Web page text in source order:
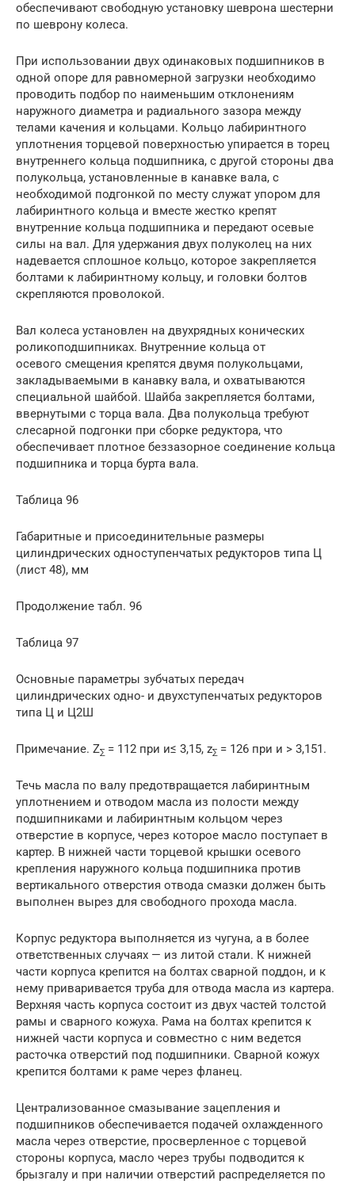
обеспечивают свободную установку шеврона шестерни
по шеврону колеса.
При использовании двух одинаковых подшипников в
одной опоре для равномерной загрузки необходимо
проводить подбор по наименьшим отклонениям
наружного диаметра и радиального зазора между
телами качения и кольцами. Кольцо лабиринтного
уплотнения торцевой поверхностью упирается в торец
внутреннего кольца подшипника, с другой стороны два
полукольца, установленные в канавке вала, с
необходимой подгонкой по месту служат упором для
лабиринтного кольца и вместе жестко крепят
внутренние кольца подшипника и передают осевые
силы на вал. Для удержания двух полуколец на них
надевается сплошное кольцо, которое закрепляется
болтами к лабиринтному кольцу, и головки болтов
скрепляются проволокой.
Вал колеса установлен на двухрядных конических
роликоподшипниках. Внутренние кольца от
осевого смещения крепятся двумя полукольцами,
закладываемыми в канавку вала, и охватываются
специальной шайбой. Шайба закрепляется болтами,
ввернутыми с торца вала. Два полукольца требуют
слесарной подгонки при сборке редуктора, что
обеспечивает плотное беззазорное соединение кольца
подшипника и торца бурта вала.
Таблица 96
Габаритные и присоединительные размеры
цилиндрических одноступенчатых редукторов типа Ц
(лист 48), мм
Продолжение табл. 96
Таблица 97
Основные параметры зубчатых передач
цилиндрических одно- и двухступенчатых редукторов
типа Ц и Ц2Ш
Примечание. Z∑ = 112 при и≤ 3,15, z∑ = 126 при и > 3,151.
Течь масла по валу предотвращается лабиринтным
уплотнением и отводом масла из полости между
подшипниками и лабиринтным кольцом через
отверстие в корпусе, через которое масло поступает в
картер. В нижней части торцевой крышки осевого
крепления наружного кольца подшипника против
вертикального отверстия отвода смазки должен быть
выполнен вырез для свободного прохода масла.
Корпус редуктора выполняется из чугуна, а в более
ответственных случаях — из литой стали. К нижней
части корпуса крепится на болтах сварной поддон, и к
нему приваривается труба для отвода масла из картера.
Верхняя часть корпуса состоит из двух частей толстой
рамы и сварного кожуха. Рама на болтах крепится к
нижней части корпуса и совместно с ним ведется
расточка отверстий под подшипники. Сварной кожух
крепится болтами к раме через фланец.
Централизованное смазывание зацепления и
подшипников обеспечивается подачей охлажденного
масла через отверстие, просверленное с торцевой
стороны корпуса, масло через трубы подводится к
брызгалу и при наличии отверстий распределяется по